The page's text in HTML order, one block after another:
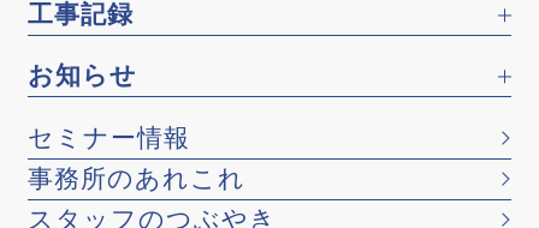
工事記録
お知らせ
セミナー情報
事務所のあれこれ
スタッフのつぶやき